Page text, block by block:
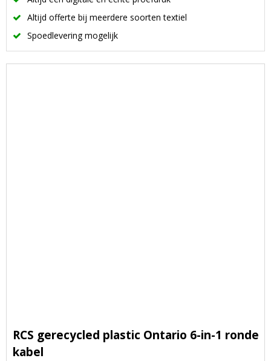
Altijd offerte bij meerdere soorten textiel
Spoedlevering mogelijk
RCS gerecycled plastic Ontario 6-in-1 ronde
kabel